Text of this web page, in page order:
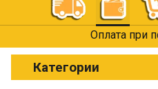
Оплата при
Категории